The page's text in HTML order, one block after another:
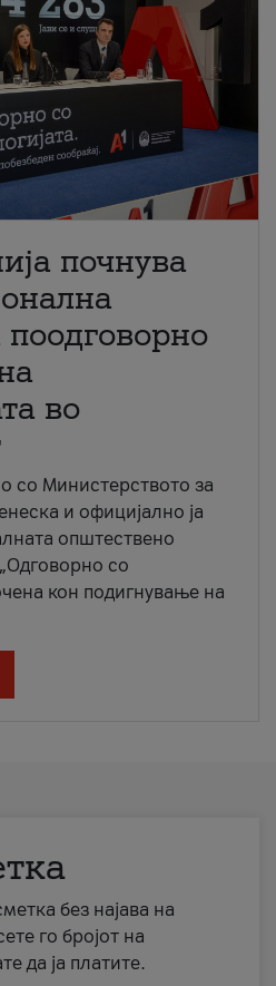
почнува
во
со Министерството за
и официјално ја
општествено
со
кон подигнување на
без најава на
го бројот на
да ја платите.